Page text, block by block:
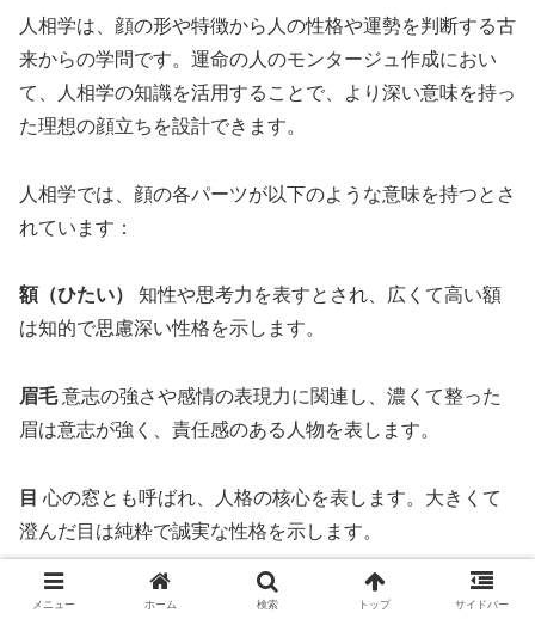
人相学は、顔の形や特徴から人の性格や運勢を判断する古
来からの学問です。運命の人のモンタージュ作成におい
て、人相学の知識を活用することで、より深い意味を持っ
た理想の顔立ちを設計できます。
人相学では、顔の各パーツが以下のような意味を持つとさ
れています：
額（ひたい）
知性や思考力を表すとされ、広くて高い額
は知的で思慮深い性格を示します。
眉毛意志の強さや感情の表現力に関連し、濃くて整った
眉は意志が強く、責任感のある人物を表します。
目 心の窓とも呼ばれ、人格の核心を表します。大きくて
澄んだ目は純粋で誠実な性格を示します。
鼻金運や地位に関連するとされ、鼻筋が通って形の良い
メニュー ホーム 検索 トップ サイドバー